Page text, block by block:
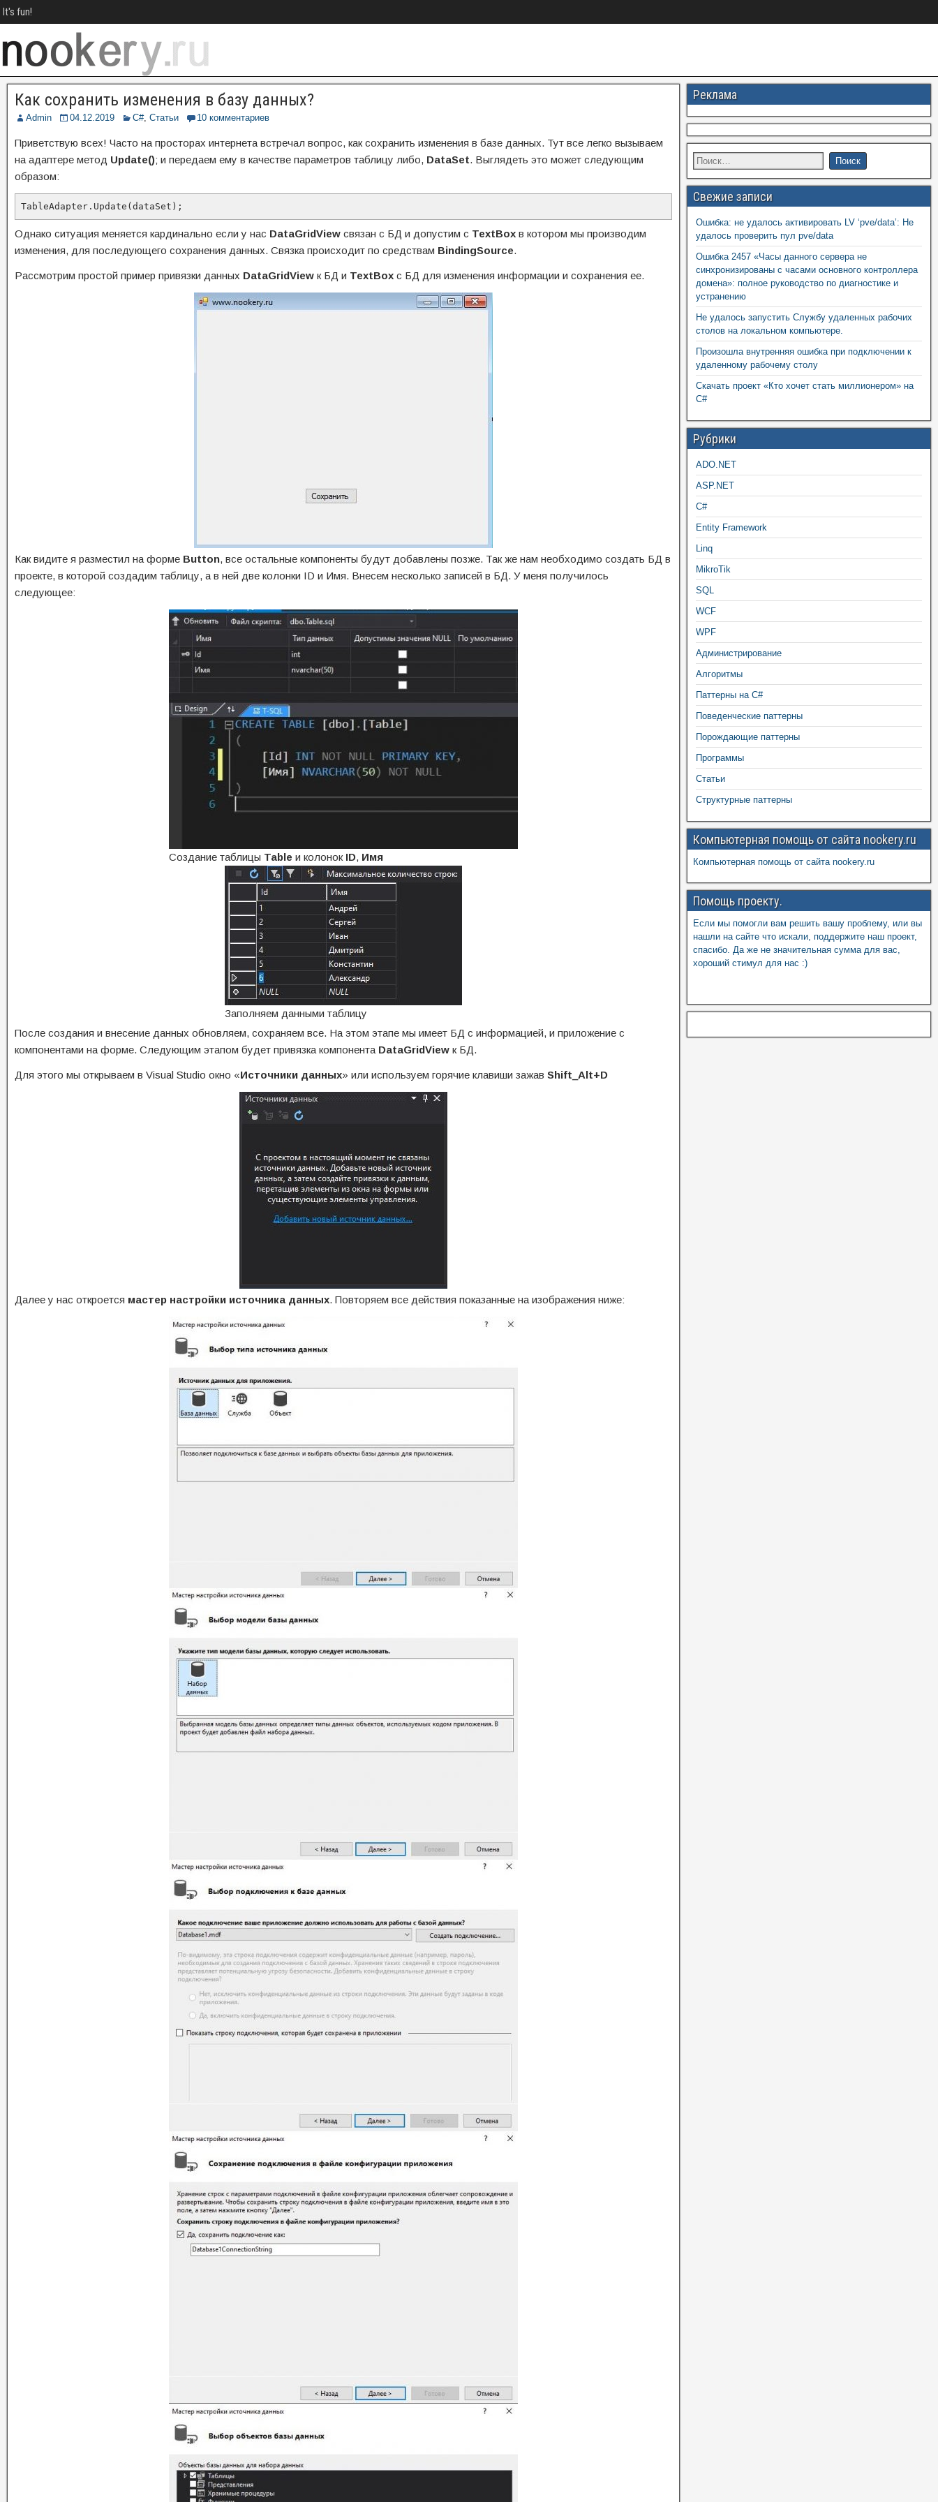
It's fun!
Как сохранить изменения в базу данных?
Admin 04.12.2019 C#, Статьи 10 комментариев
Приветствую всех! Часто на просторах интернета встречал вопрос, как сохранить изменения в базе данных. Тут все легко вызываем
на адаптере метод Update(); и передаем ему в качестве параметров таблицу либо, DataSet. Выглядеть это может следующим
образом:
TableAdapter.Update(dataSet);
Однако ситуация меняется кардинально если у нас DataGridView связан с БД и допустим с TextBox в котором мы производим
изменения, для последующего сохранения данных. Связка происходит по средствам BindingSource.
Рассмотрим простой пример привязки данных DataGridView к БД и TextBox c БД для изменения информации и сохранения ее.
Как видите я разместил на форме Button, все остальные компоненты будут добавлены позже. Так же нам необходимо создать БД в
проекте, в которой создадим таблицу, а в ней две колонки ID и Имя. Внесем несколько записей в БД. У меня получилось
следующее:
Создание таблицы Table и колонок ID, Имя
Заполняем данными таблицу
После создания и внесение данных обновляем, сохраняем все. На этом этапе мы имеет БД с информацией, и приложение с
компонентами на форме. Следующим этапом будет привязка компонента DataGridView к БД.
Для этого мы открываем в Visual Studio окно «Источники данных» или используем горячие клавиши зажав Shift_Alt+D
Далее у нас откроется мастер настройки источника данных. Повторяем все действия показанные на изображения ниже:
Реклама
Свежие записи
Ошибка: не удалось активировать LV ‘pve/data’: Не
удалось проверить пул pve/data
Ошибка 2457 «Часы данного сервера не
синхронизированы с часами основного контроллера
домена»: полное руководство по диагностике и
устранению
Не удалось запустить Службу удаленных рабочих
столов на локальном компьютере.
Произошла внутренняя ошибка при подключении к
удаленному рабочему столу
Скачать проект «Кто хочет стать миллионером» на
C#
Рубрики
ADO.NET
ASP.NET
C#
Entity Framework
Linq
MikroTik
SQL
WCF
WPF
Администрирование
Алгоритмы
Паттерны на C#
Поведенческие паттерны
Порождающие паттерны
Программы
Статьи
Структурные паттерны
Компьютерная помощь от сайта nookery.ru
Компьютерная помощь от сайта nookery.ru
Помощь проекту.
Если мы помогли вам решить вашу проблему, или вы
нашли на сайте что искали, поддержите наш проект,
спасибо. Да же не значительная сумма для вас,
хороший стимул для нас :)